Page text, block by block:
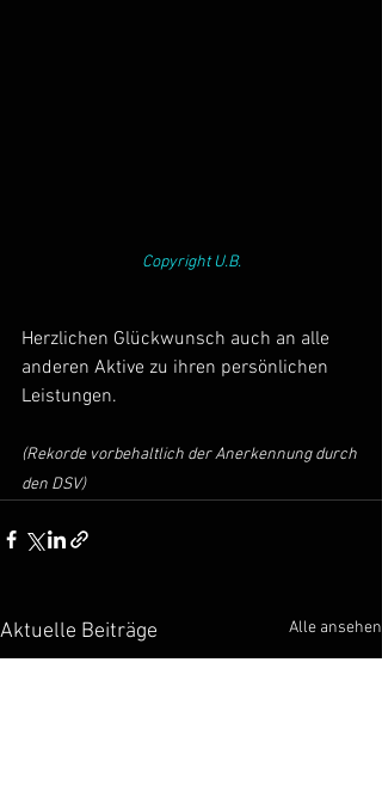
Copyright U.B.
Herzlichen Glückwunsch auch an alle
anderen Aktive zu ihren persönlichen
Leistungen.
(Rekorde vorbehaltlich der Anerkennung durch
den DSV)
Aktuelle Beiträge Alle ansehen